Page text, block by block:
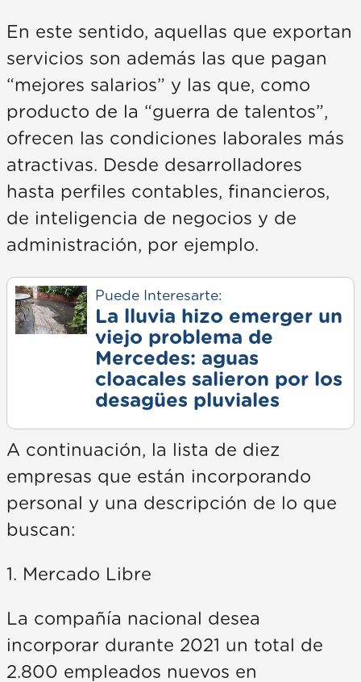
En este sentido, aquellas que exportan
servicios son además las que pagan
“mejores salarios” y las que, como
producto de la “guerra de talentos”,
ofrecen las condiciones laborales más
atractivas. Desde desarrolladores
hasta perfiles contables, financieros,
de inteligencia de negocios y de
administración, por ejemplo.
Puede Interesarte:
La lluvia hizo emerger un
viejo problema de
Mercedes: aguas
cloacales salieron por los
desagües pluviales
A continuación, la lista de diez
empresas que están incorporando
personal y una descripción de lo que
buscan:
1. Mercado Libre
La compañía nacional desea
incorporar durante 2021 un total de
2.800 empleados nuevos en